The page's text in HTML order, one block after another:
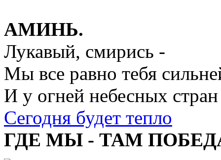
АМИНЬ.
Лукавый, смирись -
Мы все равно тебя
И у огней небесных стран
Сегодня будет тепло
ГДЕ МЫ - ТАМ